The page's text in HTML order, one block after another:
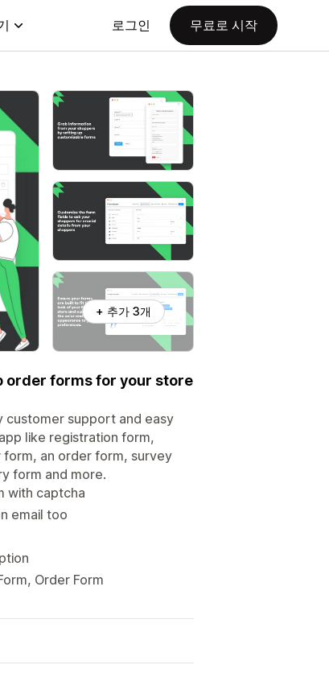
로그인 무료로 시작
+ 추가 3개
order forms for your store
customer support and easy
like registration form,
an order form, survey
form and more.
with captcha
email too
Order Form